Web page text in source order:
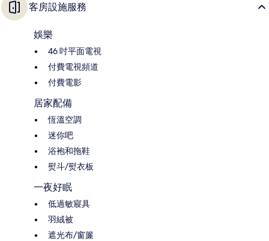
客房設施服務
娛樂
46 吋平面電視
付費電視頻道
付費電影
居家配備
恆溫空調
迷你吧
浴袍和拖鞋
熨斗/熨衣板
一夜好眠
低過敏寢具
羽絨被
遮光布/窗簾